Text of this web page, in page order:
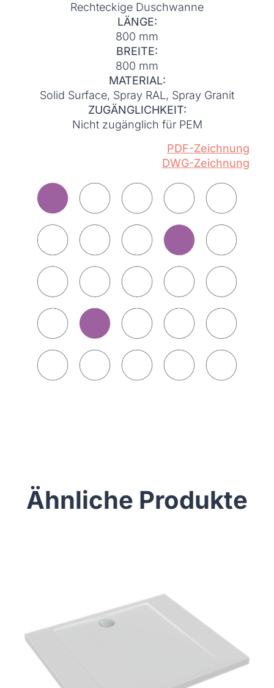
Rechteckige Duschwanne
LÄNGE:
800 mm
BREITE:
800 mm
MATERIAL:
Solid Surface, Spray RAL, Spray Granit
ZUGÄNGLICHKEIT:
Nicht zugänglich für PEM
PDF-Zeichnung
DWG-Zeichnung
Ähnliche Produkte